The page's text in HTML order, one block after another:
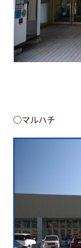
◯マルハチ